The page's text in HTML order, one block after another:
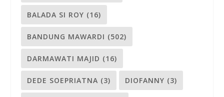
BALADA SI ROY (16)
BANDUNG MAWARDI (502)
DARMAWATI MAJID (16)
DEDE SOEPRIATNA (3) DIOFANNY (3)